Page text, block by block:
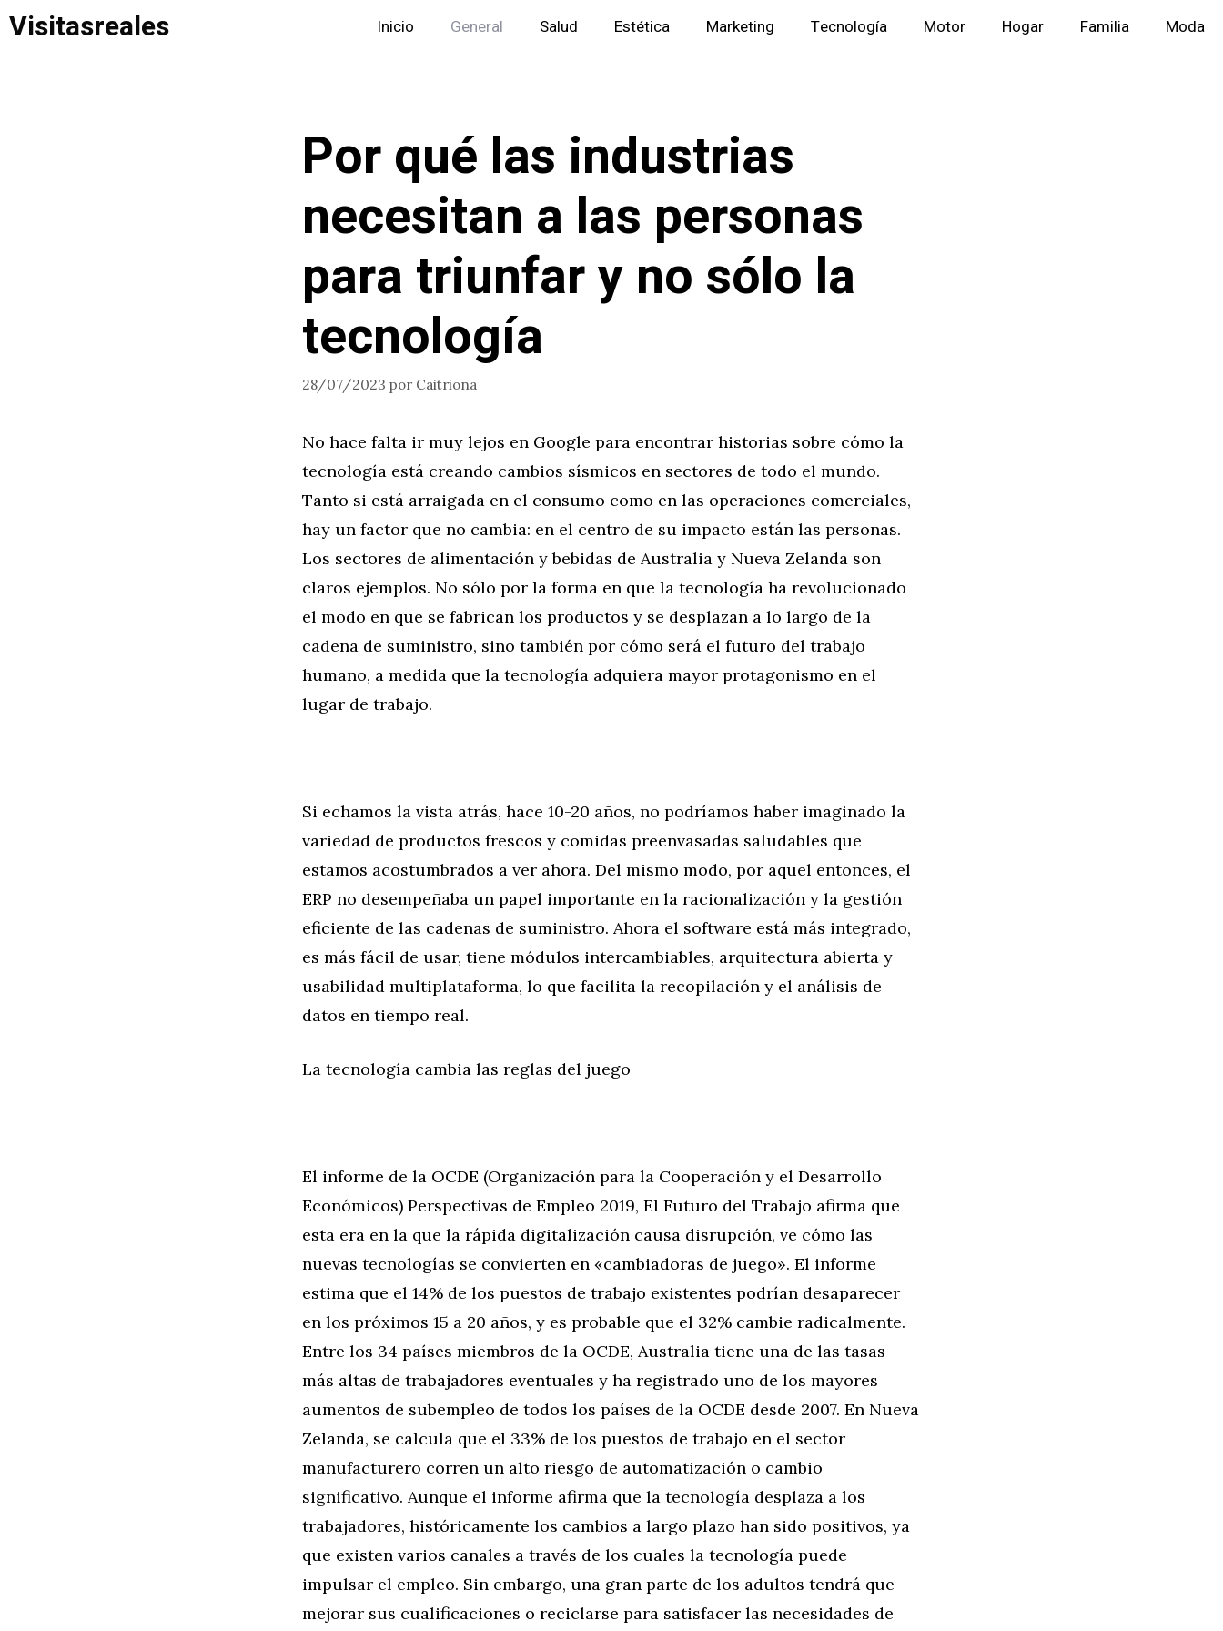
Saltar
Visitasreales Inicio General Salud Estética Marketing Tecnología Motor Hogar Familia Moda
Por qué las industrias
necesitan a las personas
para triunfar y no sólo la
tecnología
28/07/2023 por Caitriona
No hace falta ir muy lejos en Google para encontrar historias sobre cómo la
tecnología está creando cambios sísmicos en sectores de todo el mundo.
Tanto si está arraigada en el consumo como en las operaciones comerciales,
hay un factor que no cambia: en el centro de su impacto están las personas.
Los sectores de alimentación y bebidas de Australia y Nueva Zelanda son
claros ejemplos. No sólo por la forma en que la tecnología ha revolucionado
el modo en que se fabrican los productos y se desplazan a lo largo de la
cadena de suministro, sino también por cómo será el futuro del trabajo
humano, a medida que la tecnología adquiera mayor protagonismo en el
lugar de trabajo.
Si echamos la vista atrás, hace 10-20 años, no podríamos haber imaginado la
variedad de productos frescos y comidas preenvasadas saludables que
estamos acostumbrados a ver ahora. Del mismo modo, por aquel entonces, el
ERP no desempeñaba un papel importante en la racionalización y la gestión
eficiente de las cadenas de suministro. Ahora el software está más integrado,
es más fácil de usar, tiene módulos intercambiables, arquitectura abierta y
usabilidad multiplataforma, lo que facilita la recopilación y el análisis de
datos en tiempo real.
La tecnología cambia las reglas del juego
El informe de la OCDE (Organización para la Cooperación y el Desarrollo
Económicos) Perspectivas de Empleo 2019, El Futuro del Trabajo afirma que
esta era en la que la rápida digitalización causa disrupción, ve cómo las
nuevas tecnologías se convierten en «cambiadoras de juego». El informe
estima que el 14% de los puestos de trabajo existentes podrían desaparecer
en los próximos 15 a 20 años, y es probable que el 32% cambie radicalmente.
Entre los 34 países miembros de la OCDE, Australia tiene una de las tasas
más altas de trabajadores eventuales y ha registrado uno de los mayores
aumentos de subempleo de todos los países de la OCDE desde 2007. En Nueva
Zelanda, se calcula que el 33% de los puestos de trabajo en el sector
manufacturero corren un alto riesgo de automatización o cambio
significativo. Aunque el informe afirma que la tecnología desplaza a los
trabajadores, históricamente los cambios a largo plazo han sido positivos, ya
que existen varios canales a través de los cuales la tecnología puede
impulsar el empleo. Sin embargo, una gran parte de los adultos tendrá que
mejorar sus cualificaciones o reciclarse para satisfacer las necesidades de